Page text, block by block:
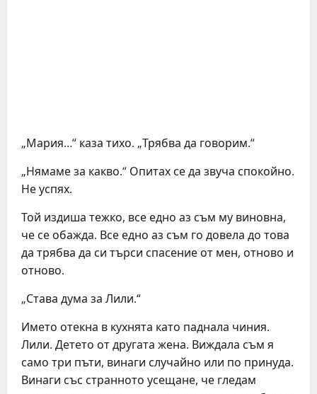
„Мария…“ каза тихо. „Трябва да говорим.“
„Нямаме за какво.“ Опитах се да звуча спокойно.
Не успях.
Той издиша тежко, все едно аз съм му виновна,
че се обажда. Все едно аз съм го довела до това
да трябва да си търси спасение от мен, отново и
отново.
„Става дума за Лили.“
Името отекна в кухнята като паднала чиния.
Лили. Детето от другата жена. Виждала съм я
само три пъти, винаги случайно или по принуда.
Винаги със странното усещане, че гледам